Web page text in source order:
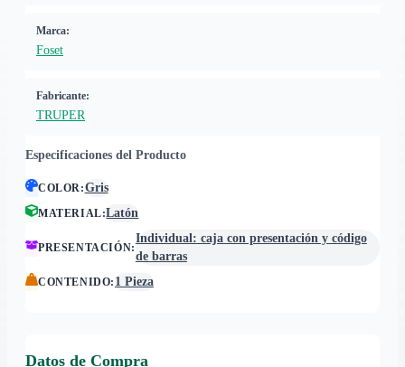
Marca:
Foset
Fabricante:
TRUPER
Especificaciones del Producto
COLOR:Gris
MATERIAL:Latón
PRESENTACIÓN:
Individual: caja con presentación y código
de barras
CONTENIDO: 1 Pieza
Datos de Compra